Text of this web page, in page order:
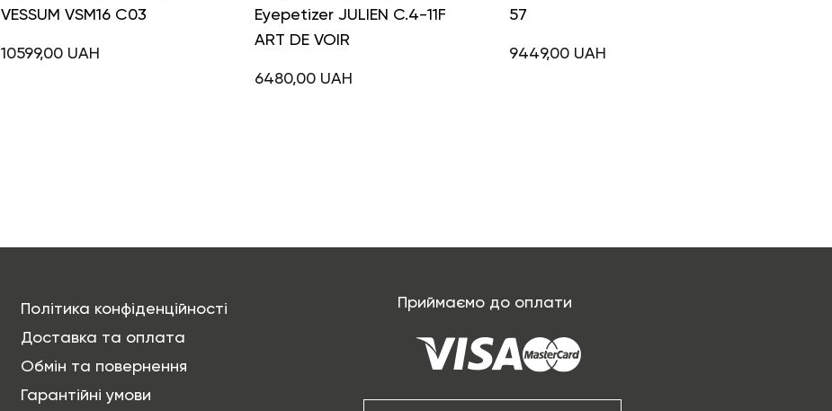
VESSUM VSM16 C03
10599,00 UAH
Eyepetizer JULIEN C.4-11F
ART DE VOIR
6480,00 UAH
57
9449,00 UAH
Політика конфіденційності
Доставка та оплата
Обмін та повернення
Гарантійні умови
Приймаємо до оплати